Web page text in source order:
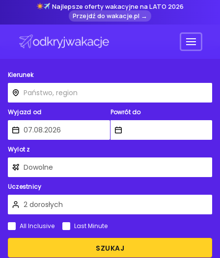
Najlepsze oferty wakacyjne na LATO 2026
Przejdź do wakacje.pl →
Menu
Kierunek
Wyjazd od Powrót do
Wylot z
Uczestnicy
SZUKAJ
All Inclusive Last Minute